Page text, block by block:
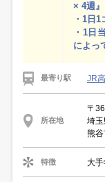
× 4週』
・1日
・1日
によっ
最寄り駅 JR
所在地
〒
埼玉
熊
特徴 大